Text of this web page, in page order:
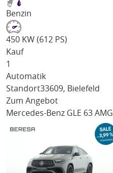
Benzin
450 KW (612 PS)
Kauf
1
Automatik
Standort33609, Bielefeld
Zum Angebot
Mercedes-Benz GLE 63 AMG